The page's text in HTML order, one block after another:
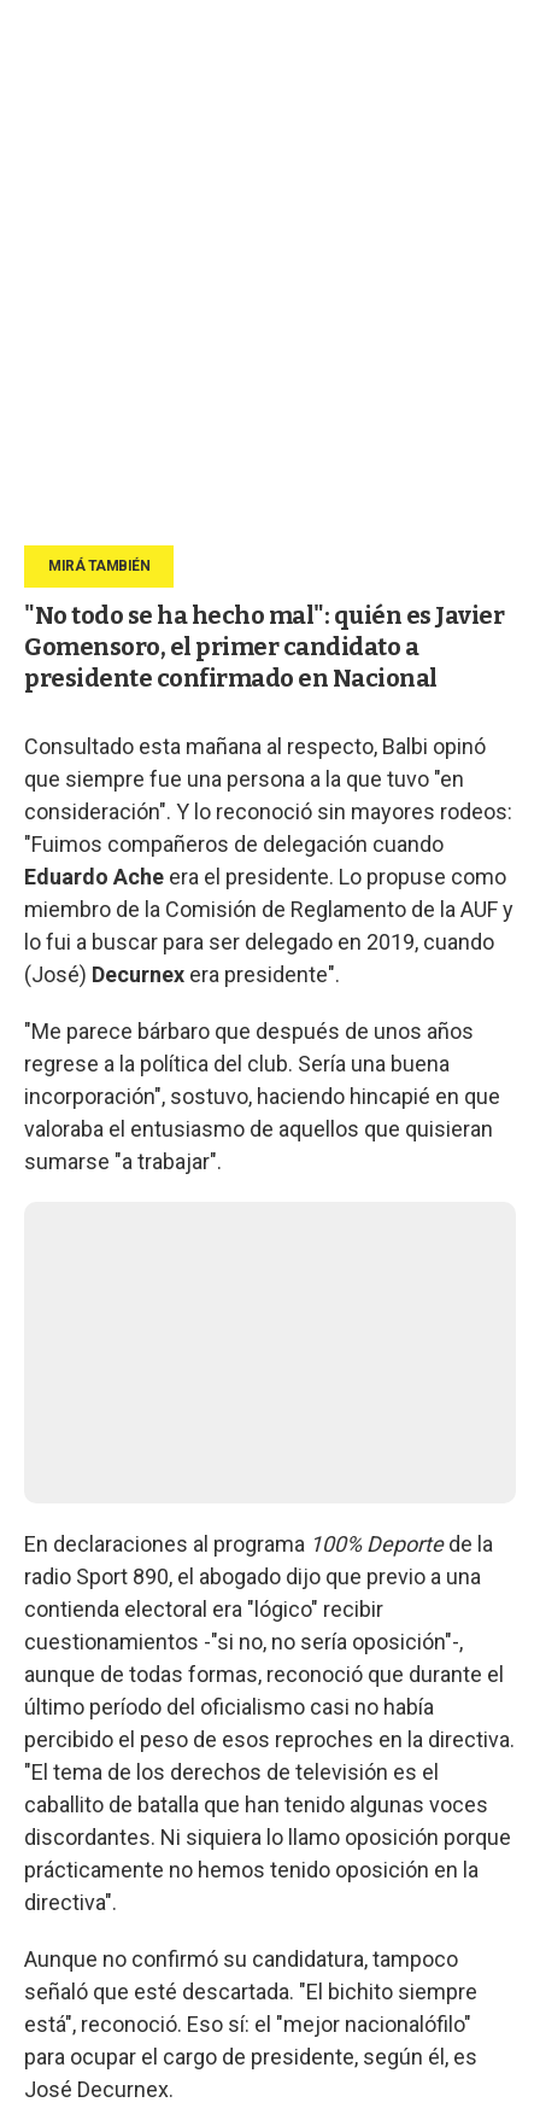
"No todo se ha hecho mal": quién es Javier
Gomensoro, el primer candidato a
presidente confirmado en Nacional
Consultado esta mañana al respecto, Balbi opinó
que siempre fue una persona a la que tuvo "en
consideración". Y lo reconoció sin mayores rodeos:
"Fuimos compañeros de delegación cuando
Eduardo Ache era el presidente. Lo propuse como
miembro de la Comisión de Reglamento de la AUF y
lo fui a buscar para ser delegado en 2019, cuando
(José) Decurnex era presidente".
"Me parece bárbaro que después de unos años
regrese a la política del club. Sería una buena
incorporación", sostuvo, haciendo hincapié en que
valoraba el entusiasmo de aquellos que quisieran
sumarse "a trabajar".
En declaraciones al programa 100% Deportede la
radio Sport 890, el abogado dijo que previo a una
contienda electoral era "lógico" recibir
cuestionamientos -"si no, no sería oposición"-,
aunque de todas formas, reconoció que durante el
último período del oficialismo casi no había
percibido el peso de esos reproches en la directiva.
"El tema de los derechos de televisión es el
caballito de batalla que han tenido algunas voces
discordantes. Ni siquiera lo llamo oposición porque
prácticamente no hemos tenido oposición en la
directiva".
Aunque no confirmó su candidatura, tampoco
señaló que esté descartada. "El bichito siempre
está", reconoció. Eso sí: el "mejor nacionalófilo"
para ocupar el cargo de presidente, según él, es
José Decurnex.